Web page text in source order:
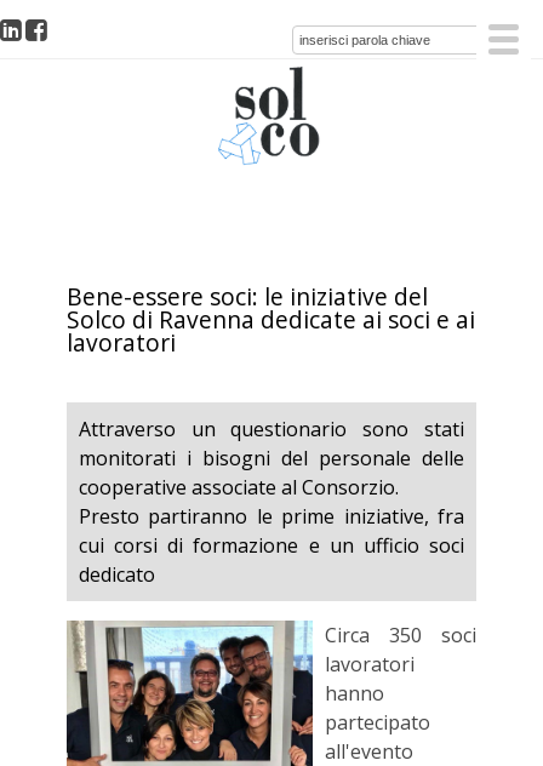
Bene-essere soci: le iniziative del
Solco di Ravenna dedicate ai soci e ai
lavoratori
Attraverso un questionario sono stati
monitorati i bisogni del personale delle
cooperative associate al Consorzio.
Presto partiranno le prime iniziative, fra
cui corsi di formazione e un ufficio soci
dedicato
Circa 350 soci
lavoratori
hanno
partecipato
all'evento